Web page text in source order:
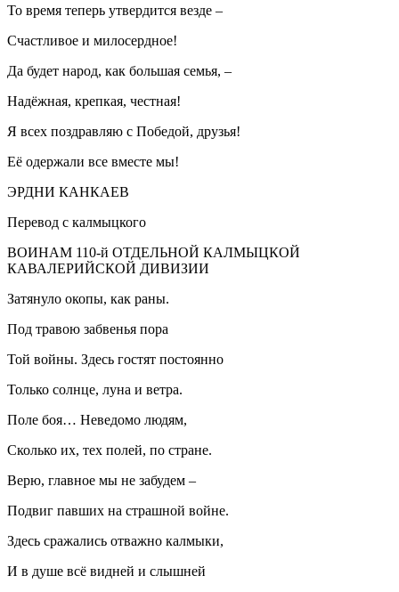
То время теперь утвердится везде –
Счастливое и милосердное!
Да будет народ, как большая семья, –
Надёжная, крепкая, честная!
Я всех поздравляю с Победой, друзья!
Её одержали все вместе мы!
ЭРДНИ КАНКАЕВ
Перевод с калмыцкого
ВОИНАМ 110-й ОТДЕЛЬНОЙ КАЛМЫЦКОЙ
КАВАЛЕРИЙСКОЙ ДИВИЗИИ
Затянуло окопы, как раны.
Под травою забвенья пора
Той войны. Здесь гостят постоянно
Только солнце, луна и ветра.
Поле боя… Неведомо людям,
Сколько их, тех полей, по стране.
Верю, главное мы не забудем –
Подвиг павших на страшной войне.
Здесь сражались отважно калмыки,
И в душе всё видней и слышней